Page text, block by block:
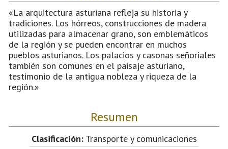
«La arquitectura asturiana refleja su historia y
tradiciones. Los hórreos, construcciones de madera
utilizadas para almacenar grano, son emblemáticos
de la región y se pueden encontrar en muchos
pueblos asturianos. Los palacios y casonas señoriales
también son comunes en el paisaje asturiano,
testimonio de la antigua nobleza y riqueza de la
región.»
Resumen
Clasificación:Transporte y comunicaciones